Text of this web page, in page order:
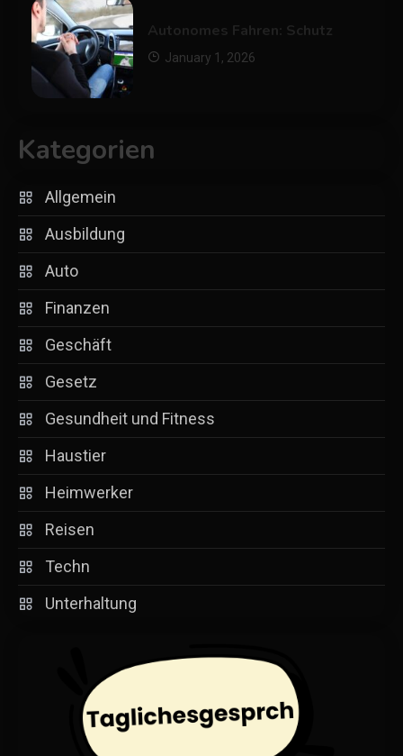
Autonomes Fahren: Schutz
January 1, 2026
Kategorien
Allgemein
Ausbildung
Auto
Finanzen
Geschäft
Gesetz
Gesundheit und Fitness
Haustier
Heimwerker
Reisen
Techn
Unterhaltung